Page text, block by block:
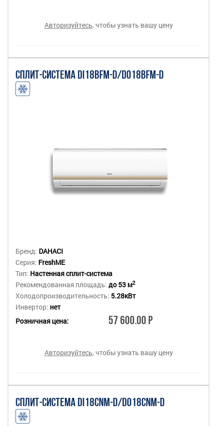
Авторизуйтесь, чтобы узнать вашу цену
СПЛИТ-СИСТЕМА DI18BFM-D/DO18BFM-D
Бренд: DAHACI
Серия: FreshME
Тип: Настенная сплит-система
Рекомендованная площадь: до 53 м2
Холодопроизводительность: 5.28кВт
Инвертор: нет
Розничная цена:
57 600.00 Р
Авторизуйтесь, чтобы узнать вашу цену
СПЛИТ-СИСТЕМА DI18CNM-D/DO18CNM-D